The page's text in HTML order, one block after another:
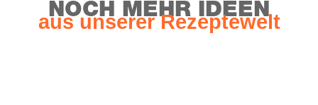
NOCH MEHR IDEEN
aus unse­rer Rezeptewelt